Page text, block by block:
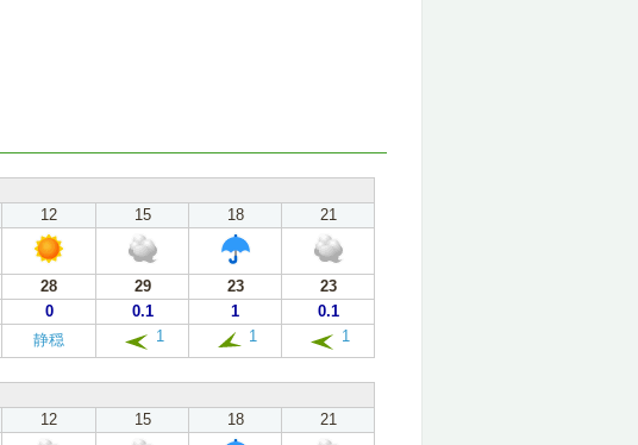
12 15 18
21
28 29 23
23
0 0.1 1
0.1
静穏 1 1 1
12 15 18
21